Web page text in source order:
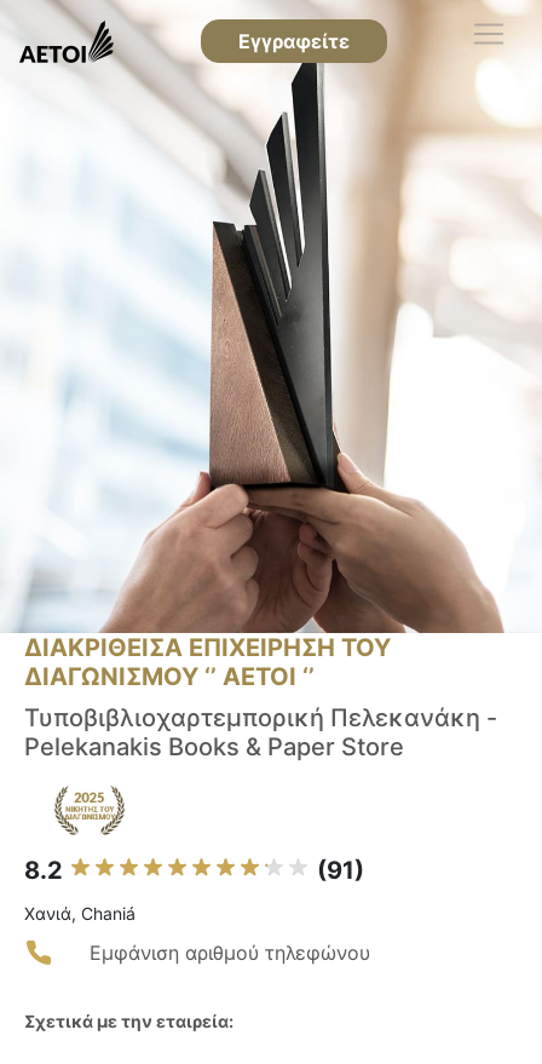
Εγγραφείτε
ΔΙΑΚΡΙΘΕΙΣΑ ΕΠΙΧΕΙΡΗΣΗ ΤΟΥ
ΔΙΑΓΩΝΙΣΜΟΥ ‘’ ΑΕΤΟΙ ‘’
Τυποβιβλιοχαρτεμπορική Πελεκανάκη -
Pelekanakis Books & Paper Store
8.2 (91)
Χανιά, Chaniá
Εμφάνιση αριθμού τηλεφώνου
Σχετικά με την εταιρεία: